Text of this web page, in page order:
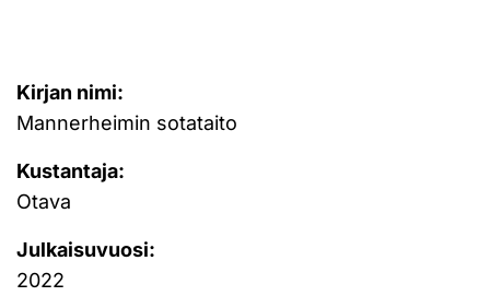
Kirjan nimi:
Mannerheimin sotataito
Kustantaja:
Otava
Julkaisuvuosi:
2022